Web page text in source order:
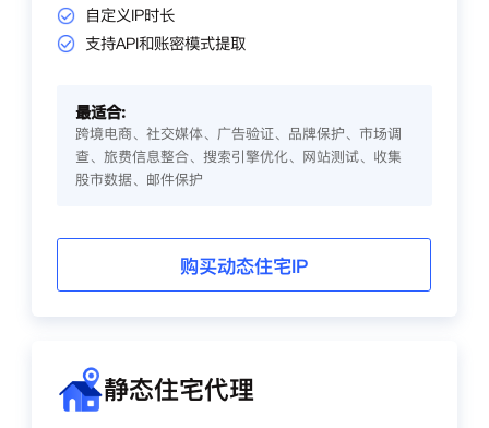
自定义IP时长
支持API和账密模式提取
最适合:
跨境电商、社交媒体、广告验证、品牌保护、市场调
查、旅费信息整合、搜索引擎优化、网站测试、收集
股市数据、邮件保护
购买动态住宅IP
静态住宅代理